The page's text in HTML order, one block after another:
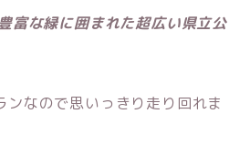
富な緑に囲まれた超広い県立公
ンなので思いっきり走り回れま